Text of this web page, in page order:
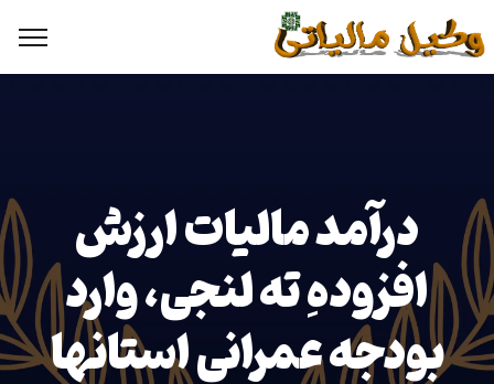
درآمد مالیات ارزش
افزودهِ ته لنجی، وارد
بودجه عمرانی استانها